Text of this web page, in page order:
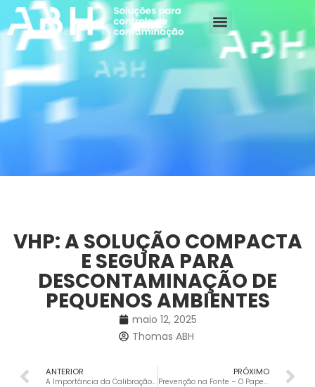
maio 12, 2025
Thomas ABH
VHP: A SOLUÇÃO COMPACTA
E SEGURA PARA
DESCONTAMINAÇÃO DE
PEQUENOS AMBIENTES
ANTERIOR
A Importância da Calibração de Equipamentos e Instrumentos na Indústria
PRÓXIMO
Prevenção na Fonte – O Papel Estratégico do ProfilGate® Aqua no Combate à Listeria